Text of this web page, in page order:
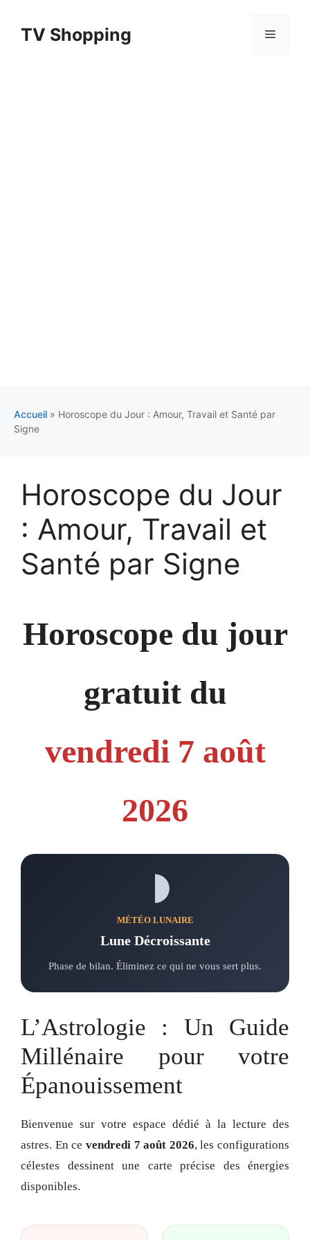
contenuTV Shopping Menu
Accueil » Horoscope du Jour : Amour, Travail et Santé par
Signe
Horoscope du Jour
: Amour, Travail et
Santé par Signe
Horoscope du jour
gratuit du
vendredi 7 août
2026
MÉTÉO LUNAIRE
Lune Décroissante
Phase de bilan. Éliminez ce qui ne vous sert plus.
L’Astrologie : Un Guide
Millénaire pour votre
Épanouissement
Bienvenue sur votre espace dédié à la lecture des
astres. En ce vendredi 7 août 2026, les configurations
célestes dessinent une carte précise des énergies
disponibles.